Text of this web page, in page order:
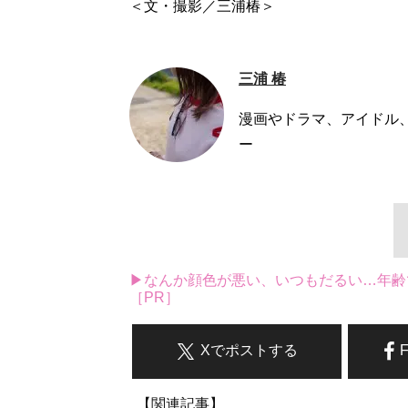
＜文・撮影／三浦椿＞
三浦 椿
漫画やドラマ、アイドル
ー
▶なんか顔色が悪い、いつもだるい…年齢
［PR］
Xでポストする
【関連記事】